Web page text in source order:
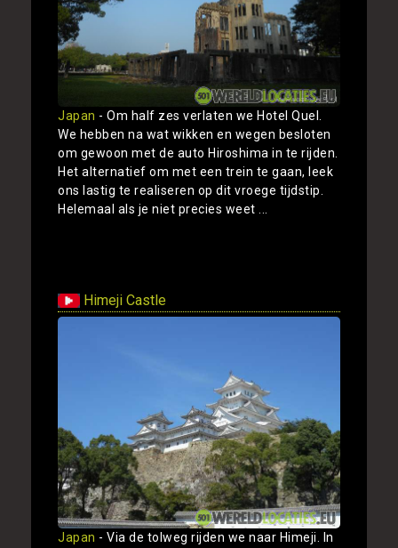
Japan - Om half zes verlaten we Hotel Quel.
We hebben na wat wikken en wegen besloten
om gewoon met de auto Hiroshima in te rijden.
Het alternatief om met een trein te gaan, leek
ons lastig te realiseren op dit vroege tijdstip.
Helemaal als je niet precies weet ...
Himeji Castle
Japan - Via de tolweg rijden we naar Himeji. In